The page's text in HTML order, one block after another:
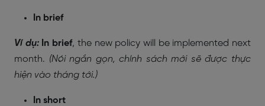
In brief
Ví dụ: In brief, the new policy will be implemented next
month. (Nói ngắn gọn, chính sách mới sẽ được thực
hiện vào tháng tới.)
In short